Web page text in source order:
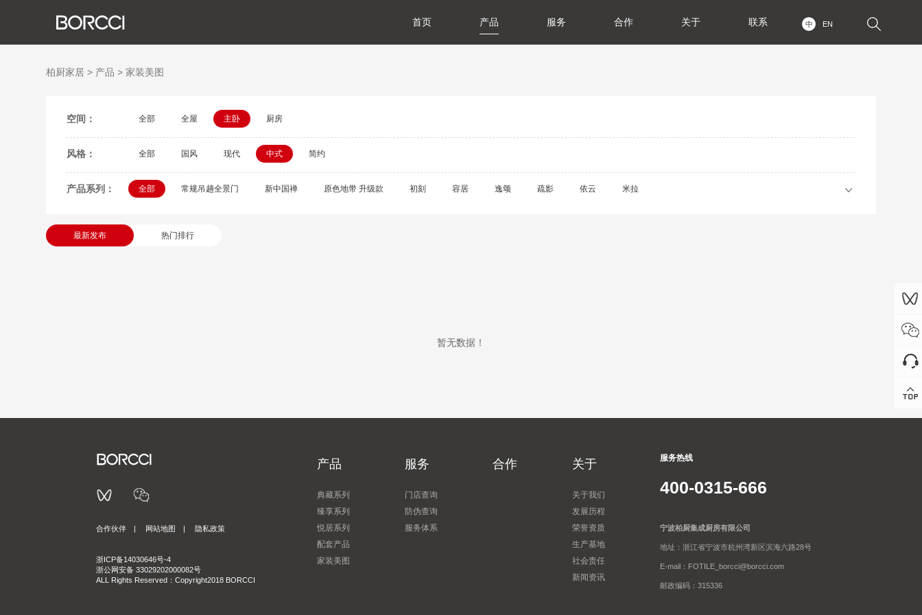
中 EN
首页 产品 服务 合作 关于 联系
柏厨家居 > 产品 >家装美图
空间： 全部 全屋 主卧 厨房
风格： 全部 国风 现代 中式 简约
产品系列： 全部 常规吊趟全景门 新中国禅 原色地带 升级款 初刻 容居 逸颂 疏影 依云 米拉
最新发布 热门排行
暂无数据！
合作伙伴| 网站地图 | 隐私政策
浙ICP备14030646号-4
浙公网安备 33029202000082号
ALL Rights Reserved：Copyright2018 BORCCI
产品
典藏系列
臻享系列
悦居系列
配套产品
家装美图
服务
门店查询
防伪查询
服务体系
合作 关于
关于我们
发展历程
荣誉资质
生产基地
社会责任
新闻资讯
服务热线
400-0315-666
宁波柏厨集成厨房有限公司
地址：浙江省宁波市杭州湾新区滨海六路28号
E-mail：FOTILE_borcci@borcci.com
邮政编码：315336